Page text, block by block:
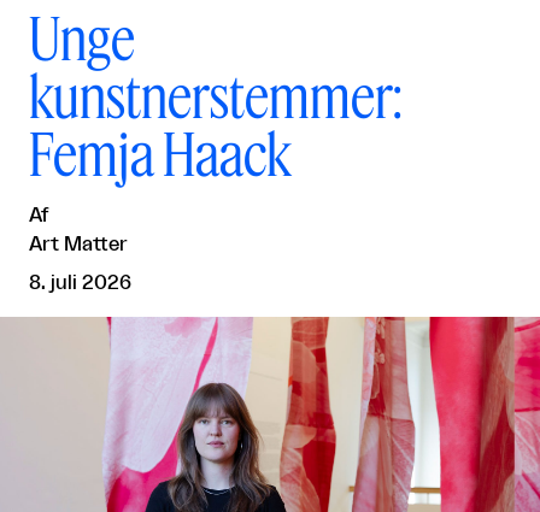
Unge
kunstnerstemmer:
Femja Haack
Af
Art Matter
8. juli 2026